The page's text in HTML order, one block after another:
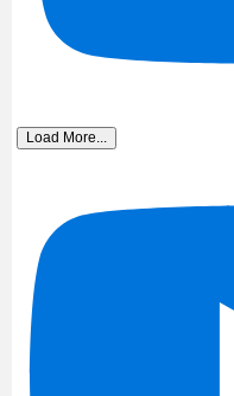
Load More...